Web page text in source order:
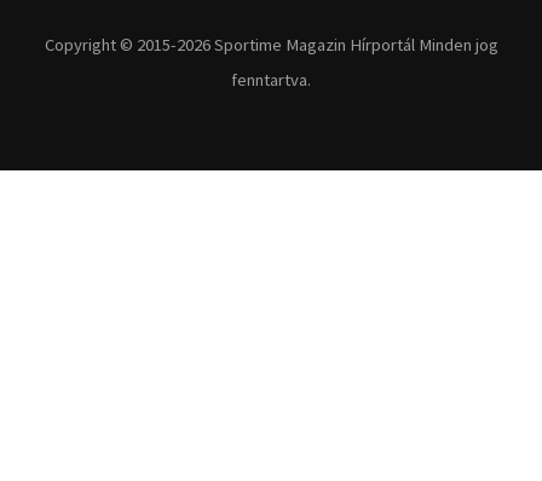
Copyright © 2015-2026 Sportime Magazin Hírportál Minden jog
fenntartva.